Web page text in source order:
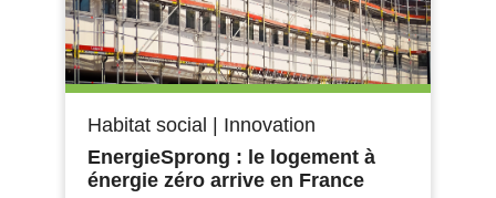
Habitat social
Innovation
EnergieSprong : le logement à
énergie zéro arrive en France